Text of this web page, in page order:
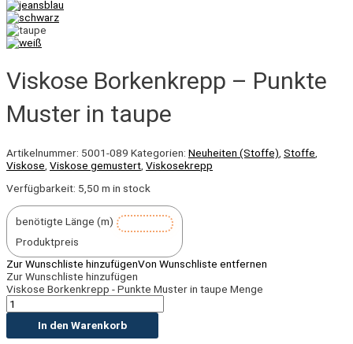
Viskose Borkenkrepp – Punkte
Muster in taupe
Artikelnummer: 5001-089 Kategorien: Neuheiten (Stoffe) Stoffe
Viskose Viskose gemustert Viskosekrepp
Verfügbarkeit: 5,50 m in stock
benötigte Länge (m)
Produktpreis
Zur Wunschliste hinzufügenVon Wunschliste entfernen
Zur Wunschliste hinzufügen
Viskose Borkenkrepp - Punkte Muster in taupe Menge
In den Warenkorb